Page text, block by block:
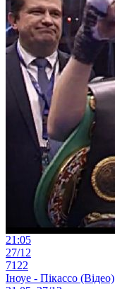
21:05
27/12
7122
Іноуе - Пікассо (Відео)